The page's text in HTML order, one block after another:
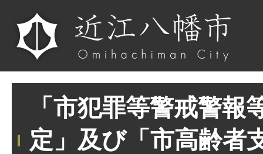
「市犯罪等警戒警報
定」及び「市高齢者